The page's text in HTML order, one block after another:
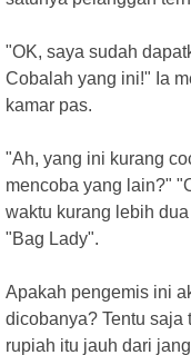
"OK, saya sudah
Cobalah yang ini!" Ia
kamar pas.
"Ah, yang ini kurang
mencoba yang lain?"
waktu kurang lebih
"Bag Lady".
Apakah pengemis ini
dicobanya? Tentu saja
rupiah itu jauh dari